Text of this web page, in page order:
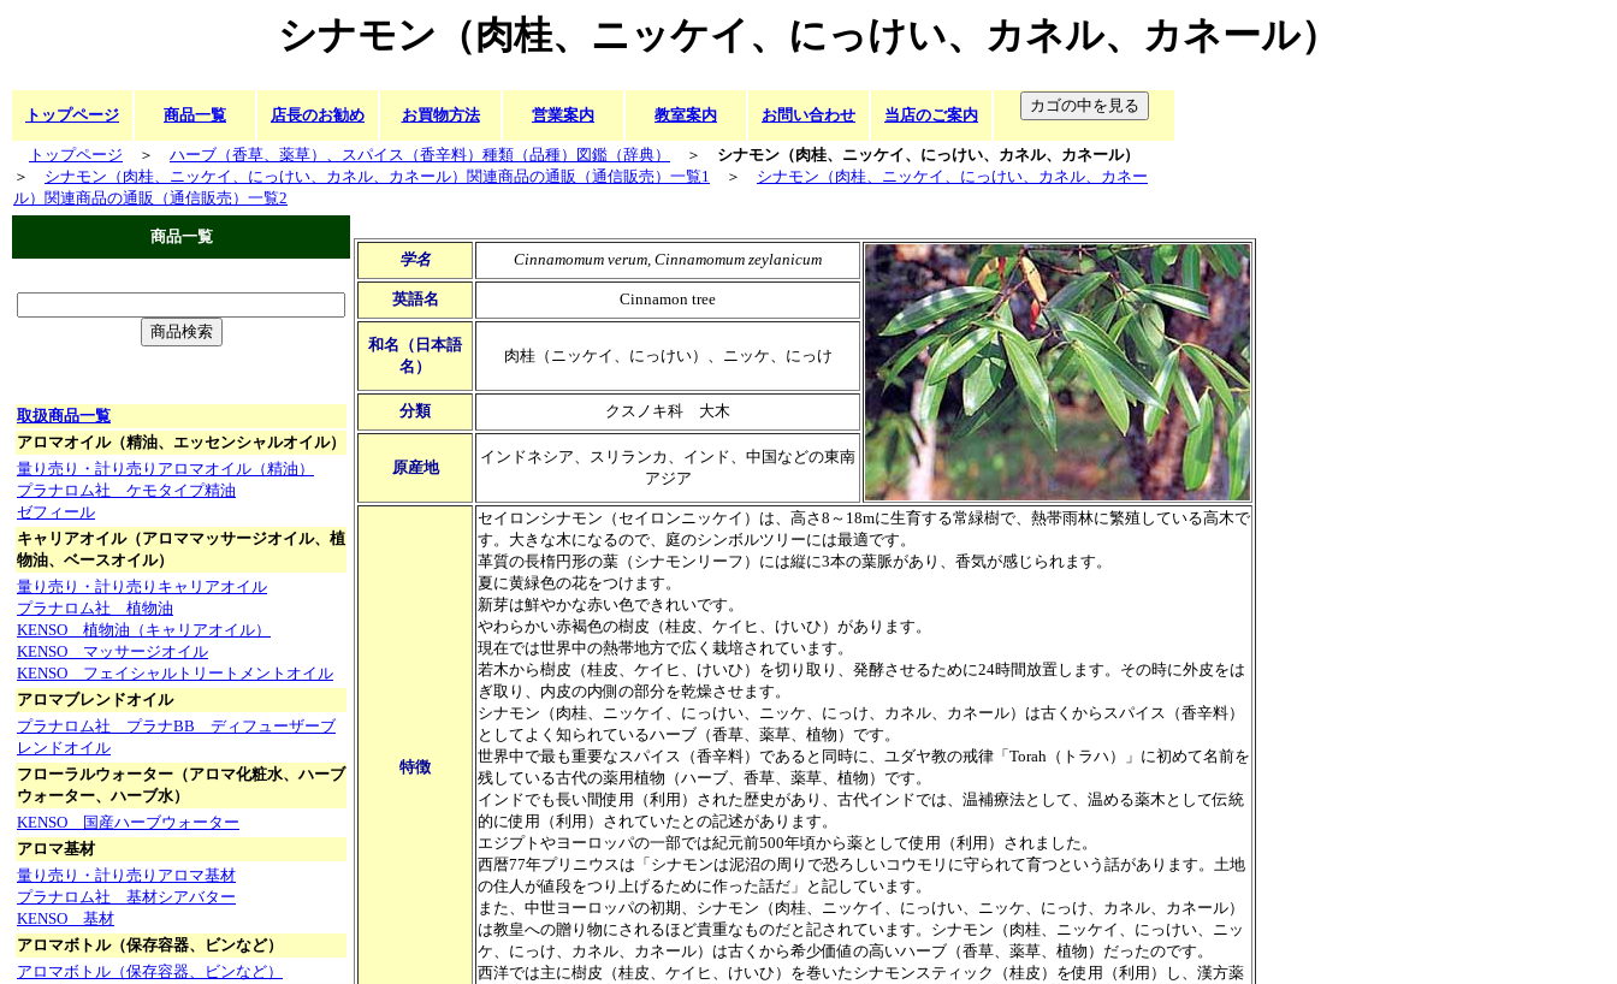
シナモン（肉桂、ニッケイ、にっけい、カネル、カネール）
トップページ 商品一覧 店長のお勧め お買物方法 営業案内 教室案内 お問い合わせ 当店のご案内
トップページ ＞ ハーブ（香草、薬草）、スパイス（香辛料）種類（品種）図鑑（辞典） ＞ シナモン（肉桂、ニッケイ、にっけい、カネル、カネール）
＞ シナモン（肉桂、ニッケイ、にっけい、カネル、カネール）関連商品の通販（通信販売）一覧1 ＞ シナモン（肉桂、ニッケイ、にっけい、カネル、カネー
ル）関連商品の通販（通信販売）一覧2
商品一覧
学名
Cinnamomum verum, Cinnamomum zeylanicum
英語名 Cinnamon tree
和名（日本語
名）
肉桂（ニッケイ、にっけい）、ニッケ、にっけ
分類 クスノキ科 大木
原産地
インドネシア、スリランカ、インド、中国などの東南
アジア
特徴
セイロンシナモン（セイロンニッケイ）は、高さ8～18mに生育する常緑樹で、熱帯雨林に繁殖している高木で
す。大きな木になるので、庭のシンボルツリーには最適です。
革質の長楕円形の葉（シナモンリーフ）には縦に3本の葉脈があり、香気が感じられます。
夏に黄緑色の花をつけます。
新芽は鮮やかな赤い色できれいです。
やわらかい赤褐色の樹皮（桂皮、ケイヒ、けいひ）があります。
現在では世界中の熱帯地方で広く栽培されています。
若木から樹皮（桂皮、ケイヒ、けいひ）を切り取り、発酵させるために24時間放置します。その時に外皮をは
ぎ取り、内皮の内側の部分を乾燥させます。
シナモン（肉桂、ニッケイ、にっけい、ニッケ、にっけ、カネル、カネール）は古くからスパイス（香辛料）
としてよく知られているハーブ（香草、薬草、植物）です。
世界中で最も重要なスパイス（香辛料）であると同時に、ユダヤ教の戒律「Torah（トラハ）」に初めて名前を
残している古代の薬用植物（ハーブ、香草、薬草、植物）です。
インドでも長い間使用（利用）された歴史があり、古代インドでは、温補療法として、温める薬木として伝統
的に使用（利用）されていたとの記述があります。
エジプトやヨーロッパの一部では紀元前500年頃から薬として使用（利用）されました。
西暦77年プリニウスは「シナモンは泥沼の周りで恐ろしいコウモリに守られて育つという話があります。土地
の住人が値段をつり上げるために作った話だ」と記しています。
また、中世ヨーロッパの初期、シナモン（肉桂、ニッケイ、にっけい、ニッケ、にっけ、カネル、カネール）
は教皇への贈り物にされるほど貴重なものだと記されています。シナモン（肉桂、ニッケイ、にっけい、ニッ
ケ、にっけ、カネル、カネール）は古くから希少価値の高いハーブ（香草、薬草、植物）だったのです。
西洋では主に樹皮（桂皮、ケイヒ、けいひ）を巻いたシナモンスティック（桂皮）を使用（利用）し、漢方薬
取扱商品一覧
アロマオイル（精油、エッセンシャルオイル）
量り売り・計り売りアロマオイル（精油）
プラナロム社 ケモタイプ精油
ゼフィール
キャリアオイル（アロママッサージオイル、植
物油、ベースオイル）
量り売り・計り売りキャリアオイル
プラナロム社 植物油
KENSO 植物油（キャリアオイル）
KENSO マッサージオイル
KENSO フェイシャルトリートメントオイル
アロマブレンドオイル
プラナロム社 プラナBB ディフューザーブ
レンドオイル
フローラルウォーター（アロマ化粧水、ハーブ
ウォーター、ハーブ水）
KENSO 国産ハーブウォーター
アロマ基材
量り売り・計り売りアロマ基材
プラナロム社 基材シアバター
KENSO 基材
アロマボトル（保存容器、ビンなど）
アロマボトル（保存容器、ビンなど）